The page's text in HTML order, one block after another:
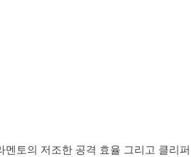
토의 저조한 공격 효율 그리고 클리